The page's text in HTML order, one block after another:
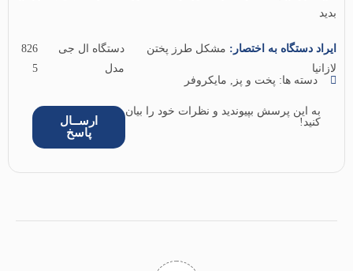
بدید
ایراد دستگاه به اختصار: مشکل طرز پختن
لازانیا
دستگاه ال جی
مدل
826
5
دسته ها: پخت و پز , مایکروفر
به این پرسش بپیوندید و نظرات خود را بیان
کنید!
ارســال
پاسخ